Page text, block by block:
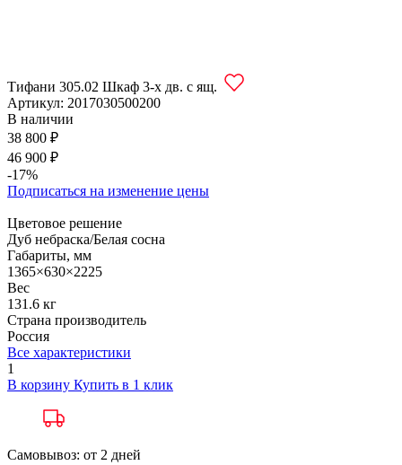
Тифани 305.02 Шкаф 3-х дв. с ящ.
Артикул: 2017030500200
В наличии
38 800 ₽
46 900 ₽
-17%
Подписаться на изменение цены
Цветовое решение
Дуб небраска/Белая сосна
Габариты, мм
1365×630×2225
Вес
131.6 кг
Страна производитель
Россия
Все характеристики
1
В корзину Купить в 1 клик
Самовывоз: от 2 дней